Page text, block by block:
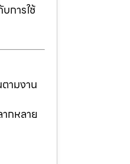
การใช้
ามงาน
กหลาย